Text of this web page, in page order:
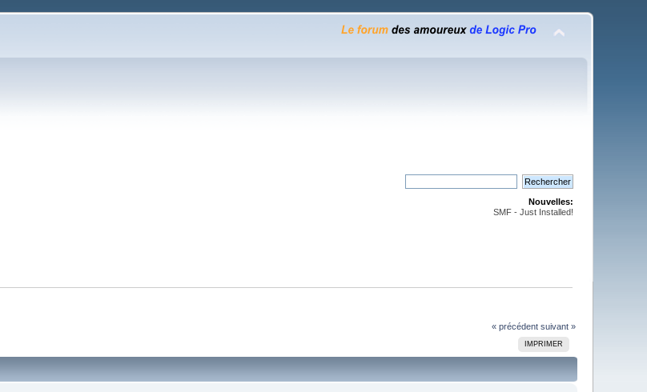
Nouvelles:
SMF - Just Installed!
« précédent suivant »
IMPRIMER